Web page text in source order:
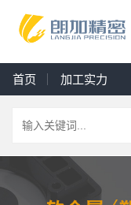
首页 加工实力